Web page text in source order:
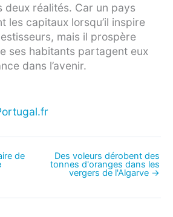
deux réalités. Car un pays
les capitaux lorsqu’il inspire
mais il prospère
ses habitants partagent eux
dans l’avenir.
de Des voleurs dérobent des
tonnes d'oranges dans les
vergers de l'Algarve →